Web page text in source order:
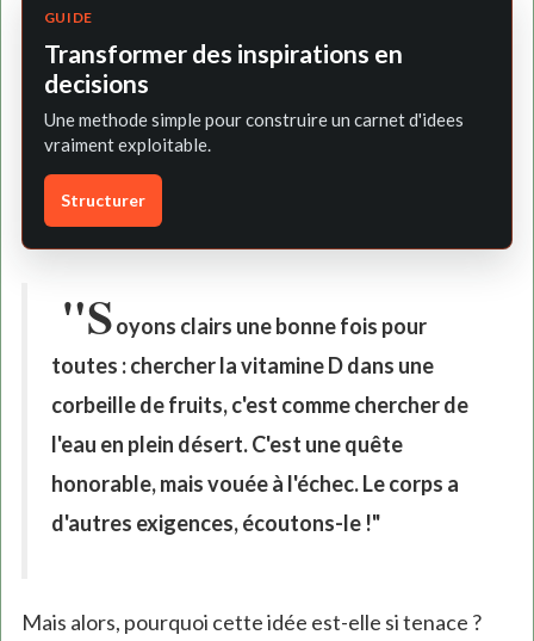
GUIDE
Transformer des inspirations en
decisions
Une methode simple pour construire un carnet d'idees
vraiment exploitable.
Structurer
"Soyons clairs une bonne fois pour
toutes : chercher la vitamine D dans une
corbeille de fruits, c'est comme chercher de
l'eau en plein désert. C'est une quête
honorable, mais vouée à l'échec. Le corps a
d'autres exigences, écoutons-le !"
Mais alors, pourquoi cette idée est-elle si tenace ?